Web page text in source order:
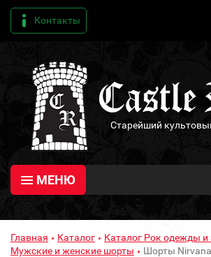
Контакты
Старейший
МЕНЮ
Главная Каталог
Каталог Рок одежды и
Мужские и женские шорты
Шорты